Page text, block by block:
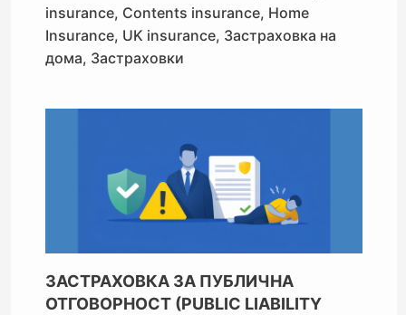
insurance, Contents insurance, Home
Insurance, UK insurance, Застраховка на
дома, Застраховки
ЗАСТРАХОВКА ЗА ПУБЛИЧНА
ОТГОВОРНОСТ (PUBLIC LIABILITY